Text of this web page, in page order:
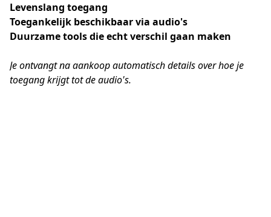
Levenslang toegang
Toegankelijk beschikbaar via audio's
Duurzame tools die echt verschil gaan maken
Je ontvangt na aankoop automatisch details over hoe je
toegang krijgt tot de audio's.